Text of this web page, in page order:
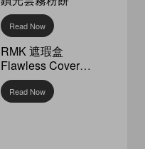
Read Now
RMK 遮瑕盒
Flawless Cover
Concealer
Read Now